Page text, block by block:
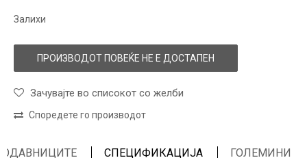
Залихи
ПРОИЗВОДОТ ПОВЕЌЕ НЕ Е ДОСТАПЕН
Зачувајте во списокот со желби
Споредете го производот
СПЕЦИФИКАЦИЈА ГОЛЕМИНИ